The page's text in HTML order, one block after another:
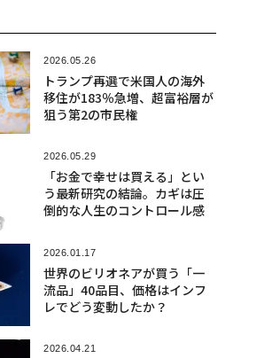
2026.05.26
トランプ再選で米国人の海外
移住が183％急増、超富裕層が
狙う第2の市民権
2026.05.29
「お金で幸せは買える」とい
う最新研究の結論。カギは圧
倒的な人生のコントロール感
2026.01.17
世界のビリオネアが買う「一
流品」40品目、価格はインフ
レでどう変動したか？
2026.04.21